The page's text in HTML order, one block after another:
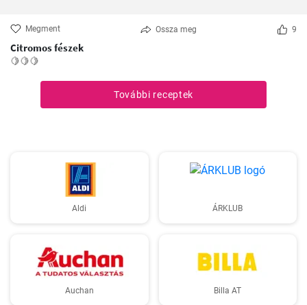
Megment Ossza meg 9
Citromos fészek
🍋🍋🍋
További receptek
Aldi ÁRKLUB
Auchan Billa AT